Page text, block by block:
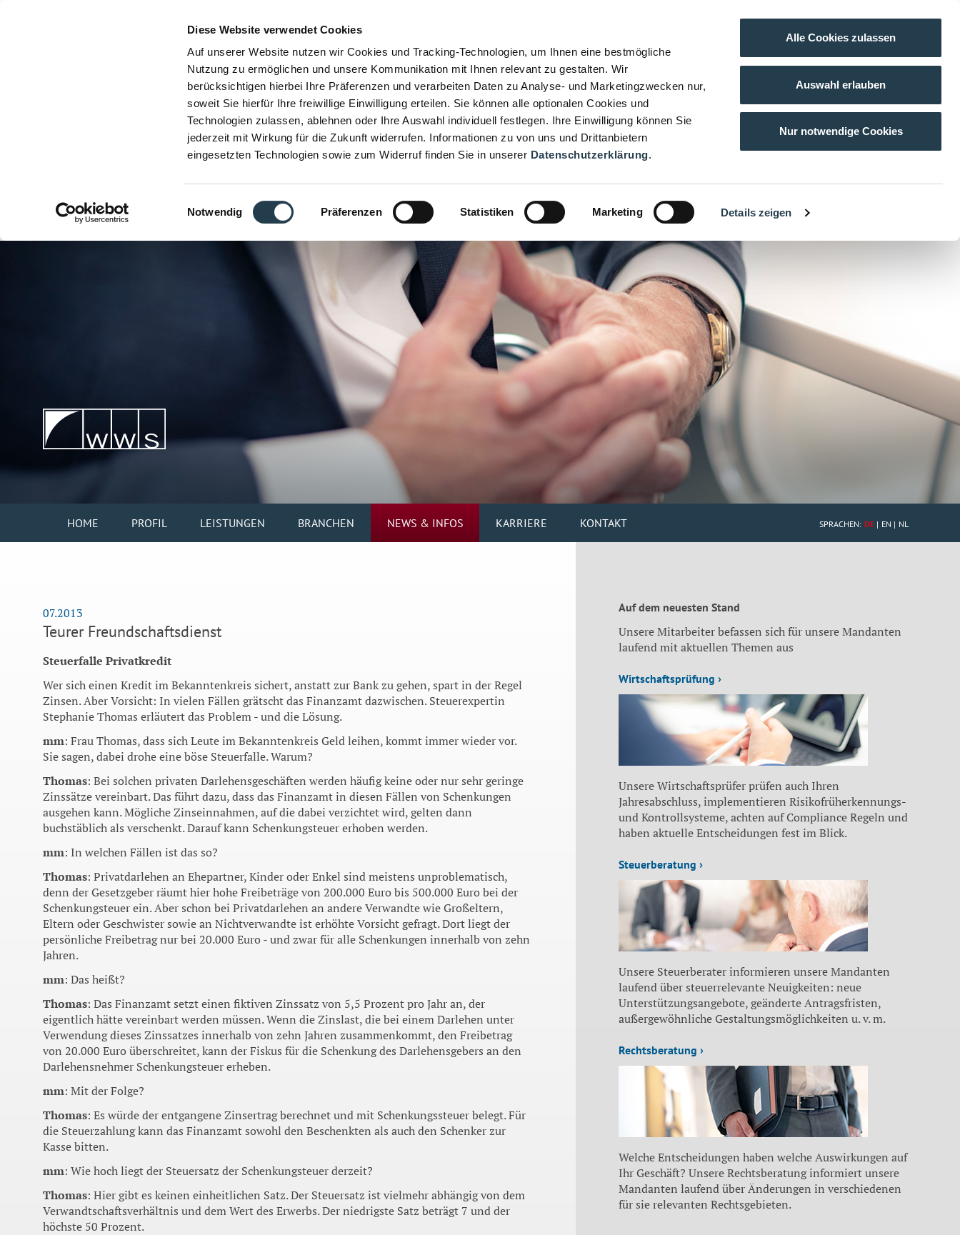
Diese Website verwendet Cookies
Auf unserer Website nutzen wir Cookies und Tracking-Technologien, um Ihnen eine bestmögliche
Nutzung zu ermöglichen und unsere Kommunikation mit Ihnen relevant zu gestalten. Wir
berücksichtigen hierbei Ihre Präferenzen und verarbeiten Daten zu Analyse- und Marketingzwecken nur,
soweit Sie hierfür Ihre freiwillige Einwilligung erteilen. Sie können alle optionalen Cookies und
Technologien zulassen, ablehnen oder Ihre Auswahl individuell festlegen. Ihre Einwilligung können Sie
jederzeit mit Wirkung für die Zukunft widerrufen. Informationen zu von uns und Drittanbietern
eingesetzten Technologien sowie zum Widerruf finden Sie in unserer Datenschutzerklärung.
Einwilligungsauswahl
Notwendig Präferenzen Statistiken Marketing Details zeigen
Alle Cookies zulassen
Auswahl erlauben
Nur notwendige Cookies
HOME PROFIL LEISTUNGEN BRANCHEN NEWS & INFOS KARRIERE KONTAKT SPRACHEN: DE EN NL
07.2013
Teurer Freundschaftsdienst
Steuerfalle Privatkredit
Wer sich einen Kredit im Bekanntenkreis sichert, anstatt zur Bank zu gehen, spart in der Regel
Zinsen. Aber Vorsicht: In vielen Fällen grätscht das Finanzamt dazwischen. Steuerexpertin
Stephanie Thomas erläutert das Problem - und die Lösung.
mm: Frau Thomas, dass sich Leute im Bekanntenkreis Geld leihen, kommt immer wieder vor.
Sie sagen, dabei drohe eine böse Steuerfalle. Warum?
Thomas: Bei solchen privaten Darlehensgeschäften werden häufig keine oder nur sehr geringe
Zinssätze vereinbart. Das führt dazu, dass das Finanzamt in diesen Fällen von Schenkungen
ausgehen kann. Mögliche Zinseinnahmen, auf die dabei verzichtet wird, gelten dann
buchstäblich als verschenkt. Darauf kann Schenkungsteuer erhoben werden.
mm: In welchen Fällen ist das so?
Thomas: Privatdarlehen an Ehepartner, Kinder oder Enkel sind meistens unproblematisch,
denn der Gesetzgeber räumt hier hohe Freibeträge von 200.000 Euro bis 500.000 Euro bei der
Schenkungsteuer ein. Aber schon bei Privatdarlehen an andere Verwandte wie Großeltern,
Eltern oder Geschwister sowie an Nichtverwandte ist erhöhte Vorsicht gefragt. Dort liegt der
persönliche Freibetrag nur bei 20.000 Euro - und zwar für alle Schenkungen innerhalb von zehn
Jahren.
mm: Das heißt?
Thomas: Das Finanzamt setzt einen fiktiven Zinssatz von 5,5 Prozent pro Jahr an, der
eigentlich hätte vereinbart werden müssen. Wenn die Zinslast, die bei einem Darlehen unter
Verwendung dieses Zinssatzes innerhalb von zehn Jahren zusammenkommt, den Freibetrag
von 20.000 Euro überschreitet, kann der Fiskus für die Schenkung des Darlehensgebers an den
Darlehensnehmer Schenkungsteuer erheben.
mm: Mit der Folge?
Thomas: Es würde der entgangene Zinsertrag berechnet und mit Schenkungssteuer belegt. Für
die Steuerzahlung kann das Finanzamt sowohl den Beschenkten als auch den Schenker zur
Kasse bitten.
mm: Wie hoch liegt der Steuersatz der Schenkungsteuer derzeit?
Thomas: Hier gibt es keinen einheitlichen Satz. Der Steuersatz ist vielmehr abhängig von dem
Verwandtschaftsverhältnis und dem Wert des Erwerbs. Der niedrigste Satz beträgt 7 und der
höchste 50 Prozent.
Auf dem neuesten Stand
Unsere Mitarbeiter befassen sich für unsere Mandanten
laufend mit aktuellen Themen aus
Wirtschaftsprüfung ›
Unsere Wirtschaftsprüfer prüfen auch Ihren
Jahresabschluss, implementieren Risikofrüherkennungs-
und Kontrollsysteme, achten auf Compliance Regeln und
haben aktuelle Entscheidungen fest im Blick.
Steuerberatung ›
Unsere Steuerberater informieren unsere Mandanten
laufend über steuerrelevante Neuigkeiten: neue
Unterstützungsangebote, geänderte Antragsfristen,
außergewöhnliche Gestaltungsmöglichkeiten u. v. m.
Rechtsberatung ›
Welche Entscheidungen haben welche Auswirkungen auf
Ihr Geschäft? Unsere Rechtsberatung informiert unsere
Mandanten laufend über Änderungen in verschiedenen
für sie relevanten Rechtsgebieten.